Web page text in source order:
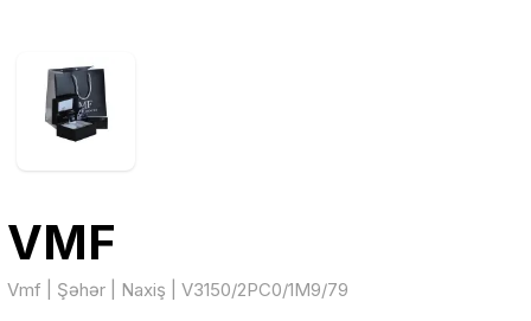
VMF
Vmf | Şəhər | Naxiş | V3150/2PC0/1M9/79